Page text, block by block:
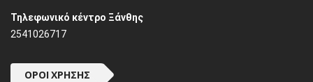
Τηλεφωνικό κέντρο Ξάνθης
2541026717
ΌΡΟΙ ΧΡΉΣΗΣ